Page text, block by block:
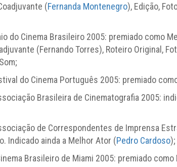
(Fernanda Montenegro), Edição,
do Cinema Brasileiro 2005: premiado como
(Fernando Torres), Roteiro Original,
do Cinema Português 2005: premiado
Brasileira de Cinematografia 2005:
de Correspondentes de Imprensa
Indicado ainda a Melhor Ator (Pedro Cardoso);
Brasileiro de Miami 2005: premiado